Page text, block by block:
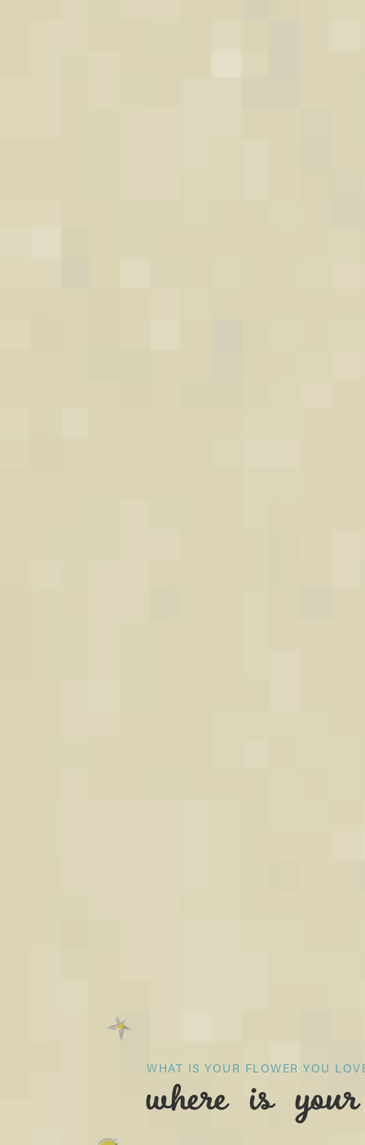
WHAT IS YOUR FLOWER YOU
where is